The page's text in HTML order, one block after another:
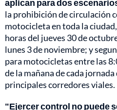
aplican para dos
la prohibición de circulación
motocicleta en toda la
horas del jueves 30 de
lunes 3 de noviembre; y
para motocicletas entre las
de la mañana de cada
principales corredores viales.
"Ejercer control no puede